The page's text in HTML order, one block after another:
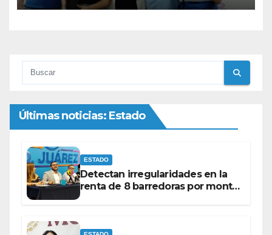
Últimas noticias: Estado
ESTADO
Detectan irregularidades en la
renta de 8 barredoras por monto